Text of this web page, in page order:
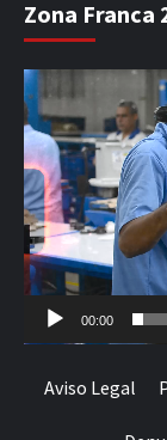
Zona Franca
Reproductor
de
vídeo
00:00
Aviso Legal